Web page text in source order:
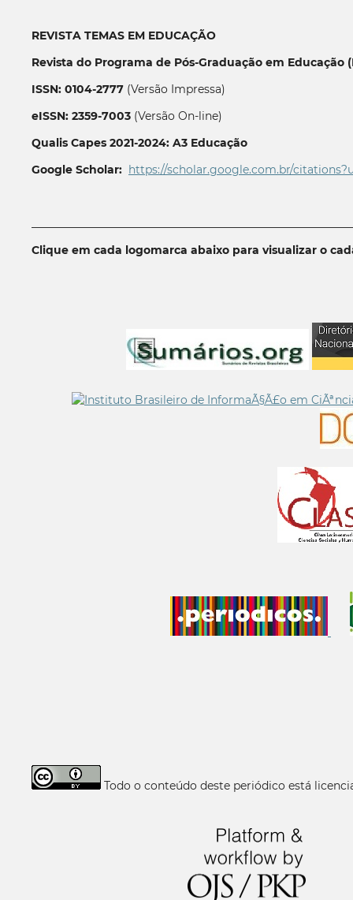
REVISTA TEMAS EM EDUCAÇÃO
Revista do Programa de Pós-Graduação em Educação
ISSN: 0104-2777(Versão Impressa)
eISSN: 2359-7003(Versão On-line)
Qualis Capes 2021-2024: A3 Educação
Google Scholar: https://scholar.google.com.br/
Clique em cada logomarca abaixo para visualizar o
Todo o conteúdo deste periódico está